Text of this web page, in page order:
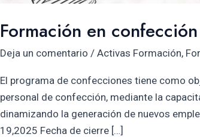
Formación en
Deja un comentario /Activas Formación,
El programa de confecciones tiene como
personal de confección, mediante la
dinamizando la generación de nuevos
19,2025 Fecha de cierre […]